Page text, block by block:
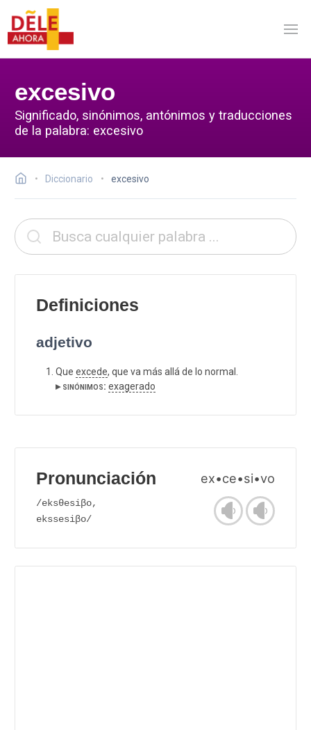
excesivo
Significado, sinónimos, antónimos y traducciones
de la palabra: excesivo
Diccionario excesivo
Definiciones
adjetivo
Que excede, que va más allá de lo normal.
▸ sinónimos: exagerado
Pronunciación ex•ce•si•vo
/eksθesiβo,
ekssesiβo/